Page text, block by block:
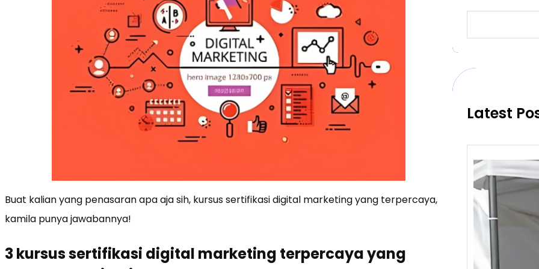
Buat kalian yang penasaran apa aja sih, kursus sertifikasi digital marketing yang terpercaya,
kamila punya jawabannya!
3 kursus sertifikasi digital marketing terpercaya yang
a
c
Latest